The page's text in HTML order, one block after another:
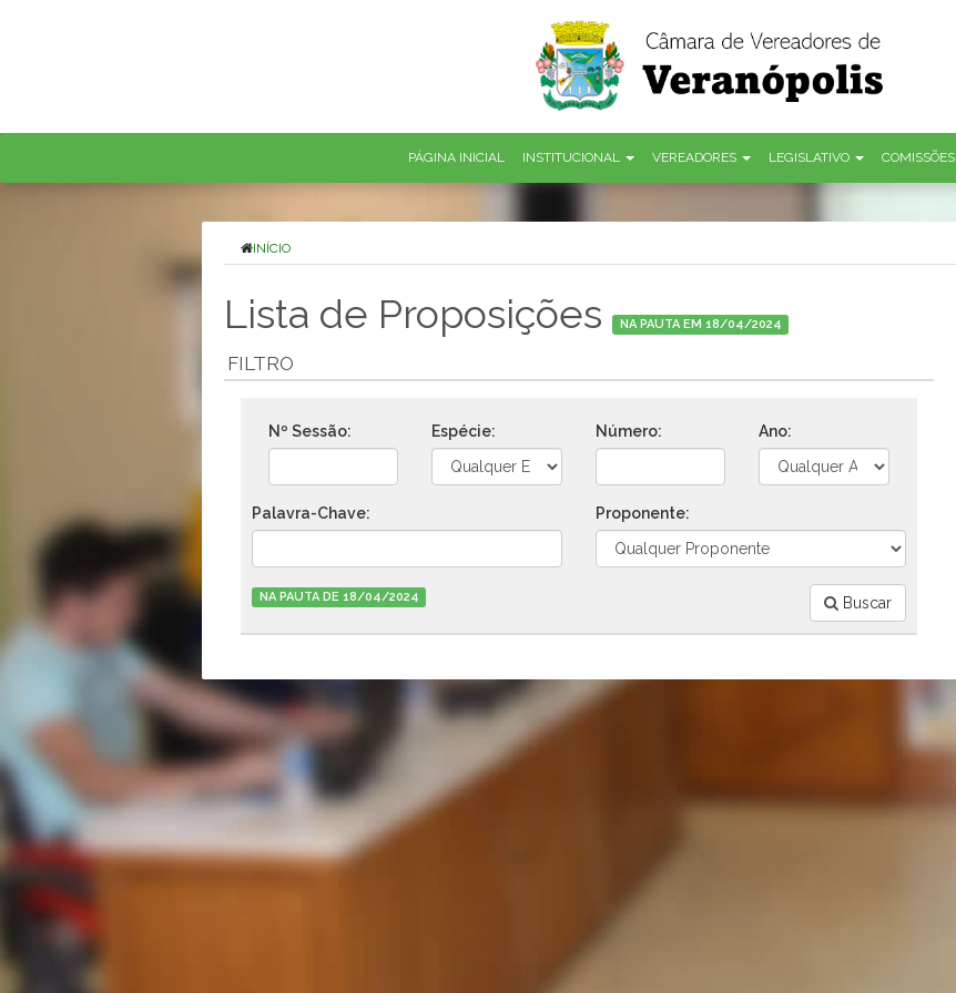
PÁGINA INICIAL INSTITUCIONAL VEREADORES LEGISLATIVO COMISSÕES
INÍCIO
Lista de Proposições NA PAUTA EM 18/04/2024
FILTRO
Nº Sessão: Espécie: Número: Ano:
Palavra-Chave: Proponente:
NA PAUTA DE 18/04/2024 Buscar